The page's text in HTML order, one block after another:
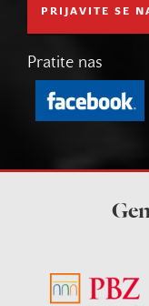
PRIJAVITE SE
Pratite nas